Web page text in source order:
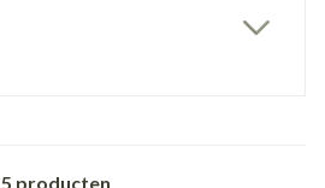
5 producten